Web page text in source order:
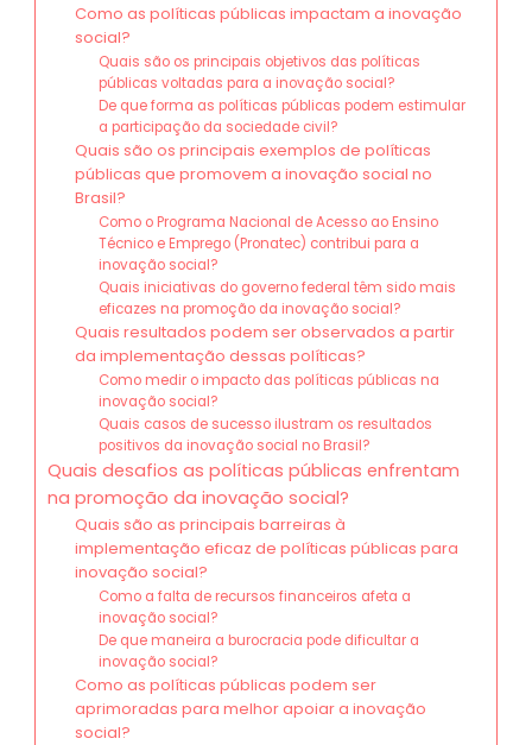
Como as políticas públicas impactam a inovação
social?
Quais são os principais objetivos das políticas
públicas voltadas para a inovação social?
De que forma as políticas públicas podem estimular
a participação da sociedade civil?
Quais são os principais exemplos de políticas
públicas que promovem a inovação social no
Brasil?
Como o Programa Nacional de Acesso ao Ensino
Técnico e Emprego (Pronatec) contribui para a
inovação social?
Quais iniciativas do governo federal têm sido mais
eficazes na promoção da inovação social?
Quais resultados podem ser observados a partir
da implementação dessas políticas?
Como medir o impacto das políticas públicas na
inovação social?
Quais casos de sucesso ilustram os resultados
positivos da inovação social no Brasil?
Quais desafios as políticas públicas enfrentam
na promoção da inovação social?
Quais são as principais barreiras à
implementação eficaz de políticas públicas para
inovação social?
Como a falta de recursos financeiros afeta a
inovação social?
De que maneira a burocracia pode dificultar a
inovação social?
Como as políticas públicas podem ser
aprimoradas para melhor apoiar a inovação
social?